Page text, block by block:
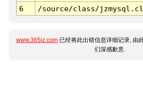
6
/source/class/
www.365jz.com 已经将此出错信息详细记录, 由
们深感歉意.